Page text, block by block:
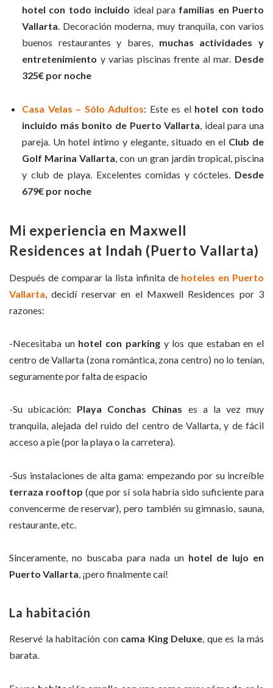
hotel con todo incluido ideal parafamilias en Puerto
Vallarta. Decoración moderna, muy tranquila, con varios
buenos restaurantes y bares, muchas actividades y
entretenimiento y varias piscinas frente al mar. Desde
325€ por noche
Casa Velas – Sólo Adultos: Este es el hotel con todo
incluido más bonito de Puerto Vallarta , ideal para una
pareja. Un hotel íntimo y elegante, situado en el Club de
Golf Marina Vallarta , con un gran jardín tropical, piscina
y club de playa. Excelentes comidas y cócteles.
Desde
679€ por noche
Mi experiencia en Maxwell
Residences at Indah (Puerto Vallarta)
Después de comparar la lista infinita de hoteles en Puerto
Vallarta , decidí reservar en el Maxwell Residences por 3
razones:
-Necesitaba unhotel con parkingy los que estaban en el
centro de Vallarta (zona romántica, zona centro) no lo tenían,
seguramente por falta de espacio
-Su ubicación: Playa Conchas Chinas es a la vez muy
tranquila, alejada del ruido del centro de Vallarta, y de fácil
acceso a pie (por la playa o la carretera).
-Sus instalaciones de alta gama: empezando por su increíble
terraza rooftop (que por sí sola habría sido suficiente para
convencerme de reservar), pero también su gimnasio, sauna,
restaurante, etc.
Sinceramente, no buscaba para nada un hotel de lujo en
Puerto Vallarta, ¡pero finalmente caí!
La habitación
Reservé la habitación concama King Deluxe, que es la más
barata.